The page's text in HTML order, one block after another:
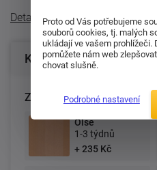
Detailní popis
Konfigurace produktu
Zvolte provedení:
Olše
1-3 týdnů
+ 235 Kč
Proto od Vás potřebujeme
souborů cookies, tj. malých
ukládají ve vašem prohlížeči.
pomůžete nám web
chovat slušně.
Podrobné nastavení